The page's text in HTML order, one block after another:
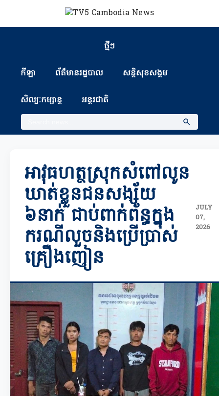
ថ្មីៗ
កីឡា ព័ត៏មានរដ្ឋបាល សន្តិសុខសង្គម
សិល្បៈកម្សាន្ត អន្តរជាតិ
អាវុធហត្ថស្រុកសំពៅលូន
ឃាត់ខ្លួនជនសង្ស័យ
៦នាក់ ជាប់ពាក់ព័ន្ធក្នុង
ករណីលួចនិងប្រើប្រាស់
គ្រឿងញៀន
JULY
07,
2026